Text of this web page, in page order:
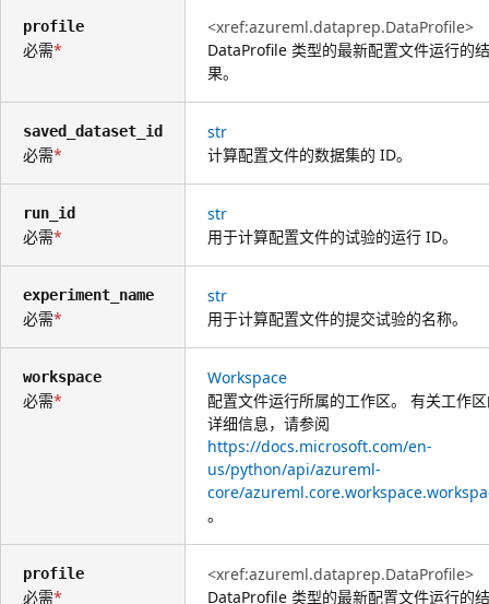
profile
必需
<xref:azureml.dataprep.DataProfile>
DataProfile 类型的最新配置文件运行的结
果。
saved_dataset_id
必需
str
计算配置文件的数据集的 ID。
run_id
必需
str
用于计算配置文件的试验的运行 ID。
experiment_name
必需
str
用于计算配置文件的提交试验的名称。
workspace
必需
Workspace
配置文件运行所属的工作区。 有关工作
详细信息，请参阅
https://docs.microsoft.com/en-
us/python/api/azureml-
core/
。
profile
必需
<xref:azureml.dataprep.DataProfile>
DataProfile 类型的最新配置文件运行的结